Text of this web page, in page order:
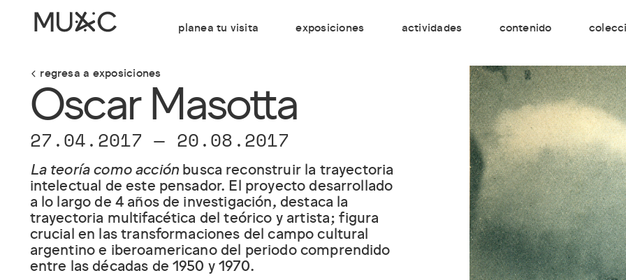
planea tu visita exposiciones actividades contenido
regresa a exposiciones
Oscar Masotta
27.04.2017 — 20.08.2017
La teoría como acciónbusca reconstruir la trayectoria
intelectual de este pensador. El proyecto desarrollado
a lo largo de 4 años de investigación, destaca la
trayectoria multifacética del teórico y artista; figura
crucial en las transformaciones del campo cultural
argentino e iberoamericano del periodo comprendido
entre las décadas de 1950 y 1970.